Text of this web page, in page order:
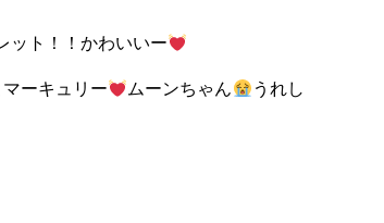
ット！！かわいいー
ーキュリー ムーンちゃん
うれし